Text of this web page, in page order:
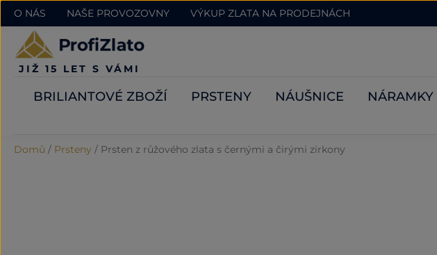
O NÁS NAŠE PROVOZOVNY VÝKUP ZLATA NA PRODEJNÁCH
JIŽ 15 LET S VÁMI
BRILIANTOVÉ ZBOŽÍ PRSTENY NÁUŠNICE NÁRAMKY
Domů / Prsteny / Prsten z růžového zlata s černými a čirými zirkony